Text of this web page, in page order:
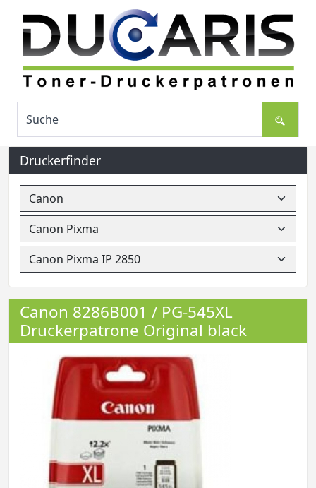
Druckerfinder
Canon 8286B001 / PG-545XL
Druckerpatrone Original black